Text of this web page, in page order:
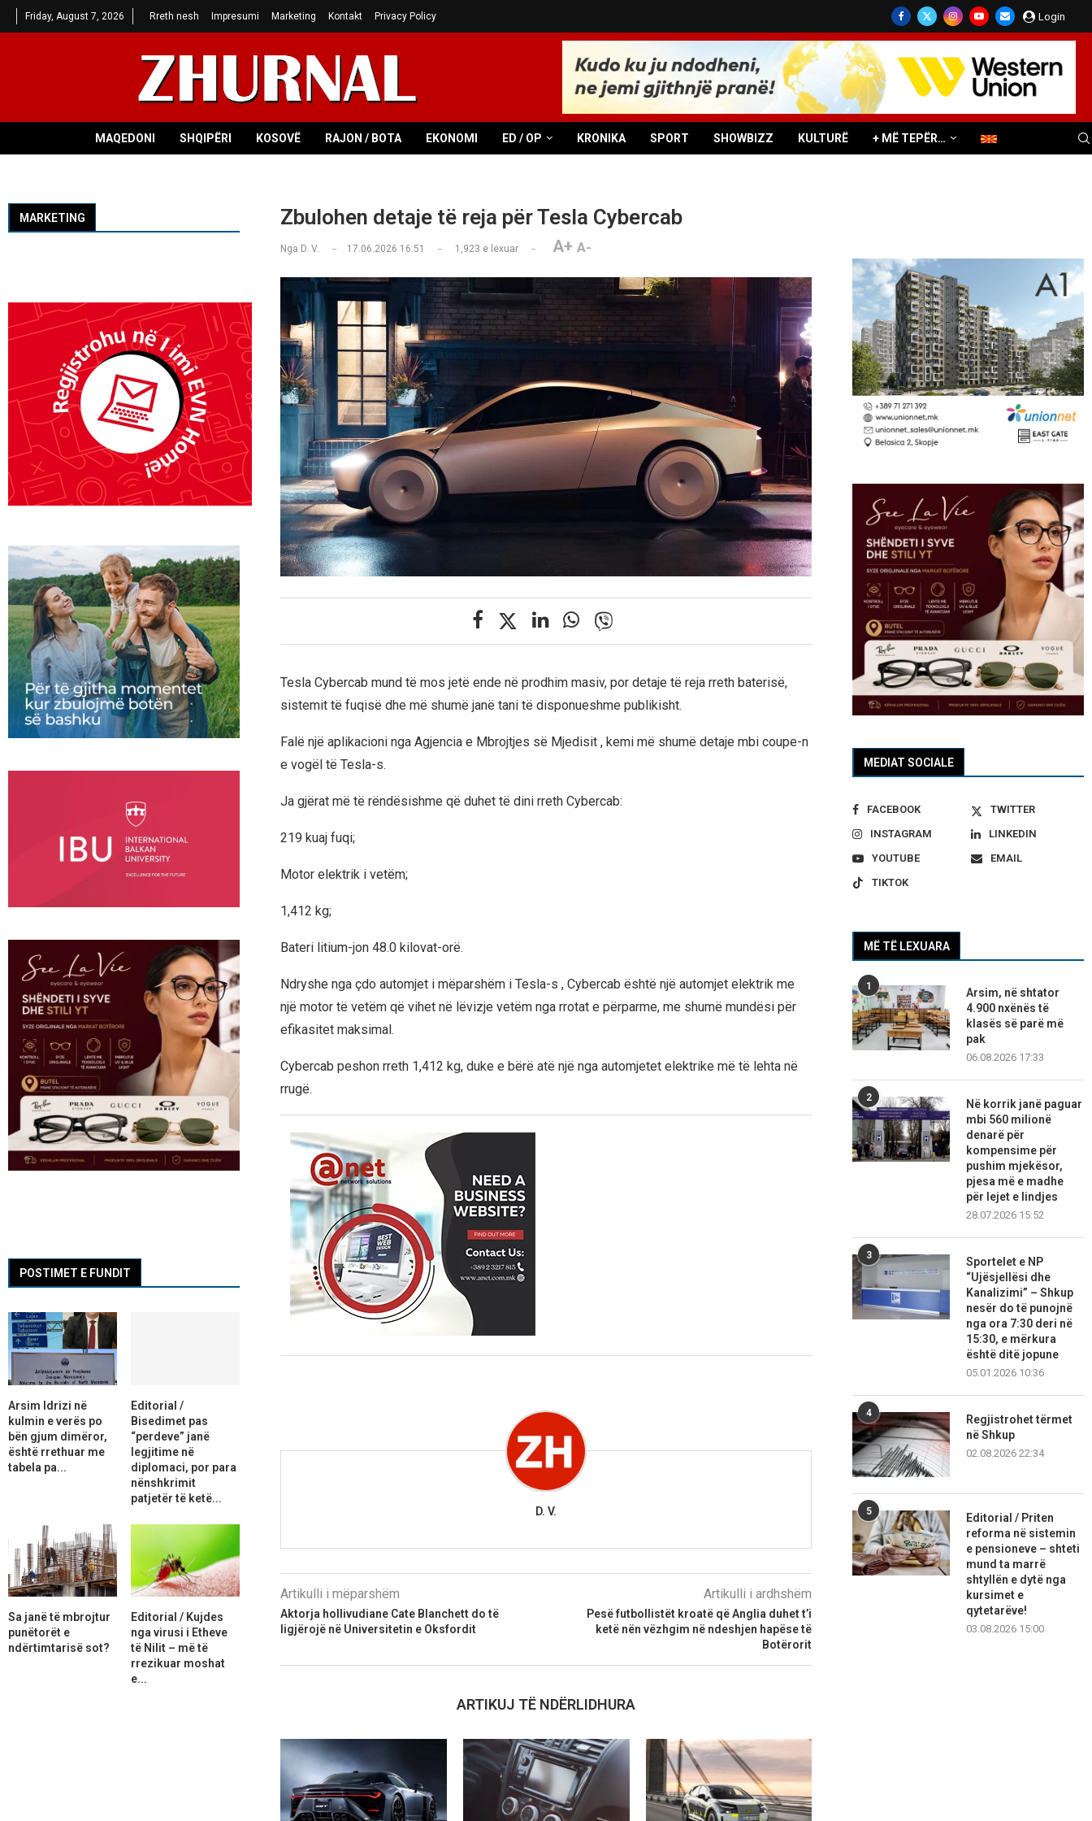
Friday, August 7, 2026 Rreth nesh Impresumi Marketing Kontakt Privacy Policy Login
MAQEDONI SHQIPËRI KOSOVË RAJON / BOTA EKONOMI ED / OP KRONIKA SPORT SHOWBIZZ KULTURË + MË TEPËR…
Zbulohen detaje të reja për Tesla Cybercab
Nga D. V. 17.06.2026 16:51 1,923 e lexuar A+ A-
Tesla Cybercab mund të mos jetë ende në prodhim masiv, por detaje të reja rreth baterisë,
sistemit të fuqisë dhe më shumë janë tani të disponueshme publikisht.
Falë një aplikacioni nga Agjencia e Mbrojtjes së Mjedisit , kemi më shumë detaje mbi coupe-n
e vogël të Tesla-s.
Ja gjërat më të rëndësishme që duhet të dini rreth Cybercab:
219 kuaj fuqi;
Motor elektrik i vetëm;
1,412 kg;
Bateri litium-jon 48.0 kilovat-orë.
Ndryshe nga çdo automjet i mëparshëm i Tesla-s , Cybercab është një automjet elektrik me
një motor të vetëm që vihet në lëvizje vetëm nga rrotat e përparme, me shumë mundësi për
efikasitet maksimal.
Cybercab peshon rreth 1,412 kg, duke e bërë atë një nga automjetet elektrike më të lehta në
rrugë.
D. V.
Artikulli i mëparshëm
Aktorja hollivudiane Cate Blanchett do të
ligjërojë në Universitetin e Oksfordit
Artikulli i ardhshëm
Pesë futbollistët kroatë që Anglia duhet t’i
ketë nën vëzhgim në ndeshjen hapëse të
Botërorit
ARTIKUJ TË NDËRLIDHURA
MEDIAT SOCIALE
FACEBOOK
TWITTER
INSTAGRAM
LINKEDIN
YOUTUBE
EMAIL
TIKTOK
MË TË LEXUARA
1
Arsim, në shtator
4.900 nxënës të
klasës së parë më
pak
06.08.2026 17:33
2
Në korrik janë paguar
mbi 560 milionë
denarë për
kompensime për
pushim mjekësor,
pjesa më e madhe
për lejet e lindjes
28.07.2026 15:52
3
Sportelet e NP
“Ujësjellësi dhe
Kanalizimi” – Shkup
nesër do të punojnë
nga ora 7:30 deri në
15:30, e mërkura
është ditë jopune
05.01.2026 10:36
4
Regjistrohet tërmet
në Shkup
02.08.2026 22:34
5
Editorial / Priten
reforma në sistemin
e pensioneve – shteti
mund ta marrë
shtyllën e dytë nga
kursimet e
qytetarëve!
03.08.2026 15:00
MARKETING
POSTIMET E FUNDIT
Arsim Idrizi në
kulmin e verës po
bën gjum dimëror,
është rrethuar me
tabela pa...
Editorial /
Bisedimet pas
“perdeve” janë
legjitime në
diplomaci, por para
nënshkrimit
patjetër të ketë...
Sa janë të mbrojtur
punëtorët e
ndërtimtarisë sot?
Editorial / Kujdes
nga virusi i Etheve
të Nilit – më të
rrezikuar moshat
e...